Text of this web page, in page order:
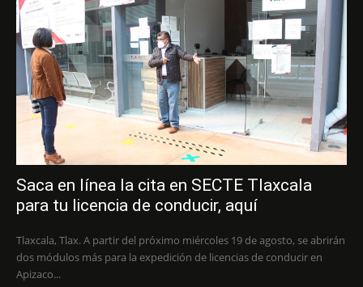
Saca en línea la cita en SECTE Tlaxcala
para tu licencia de conducir, aquí
Tlaxcala, Tlax. A partir del próximo miércoles 19 de agosto, se abrirán
dos módulos más para la expedición de licencias de conducir en
Apizaco...